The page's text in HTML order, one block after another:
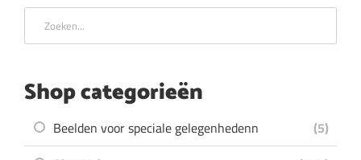
Shop categorieën
Beelden voor speciale gelegenhedenn
(5)